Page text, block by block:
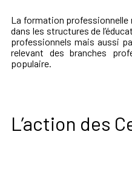
La formation professionnelle
dans les structures de
professionnels mais aussi
relevant des branches
populaire.
L’action des